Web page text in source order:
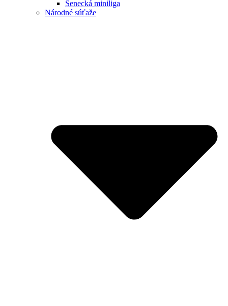
Senecká miniliga
Národné súťaže